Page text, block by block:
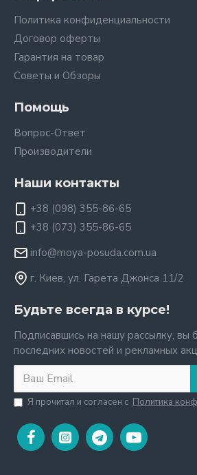
Политика конфиденциальности
Договор оферты
Гарантия на товар
Советы и Обзоры
Помощь
Вопрос-Ответ
Производители
Наши контакты
+38 (098) 355-86-65
+38 (073) 355-86-65
info@moya-posuda.com.ua
г. Киев, ул. Гарета Джонса 11/2
Будьте всегда в курсе!
Подписавшись на нашу рассылку, вы
последних новостей и рекламных
Я прочитал и согласен с Политика